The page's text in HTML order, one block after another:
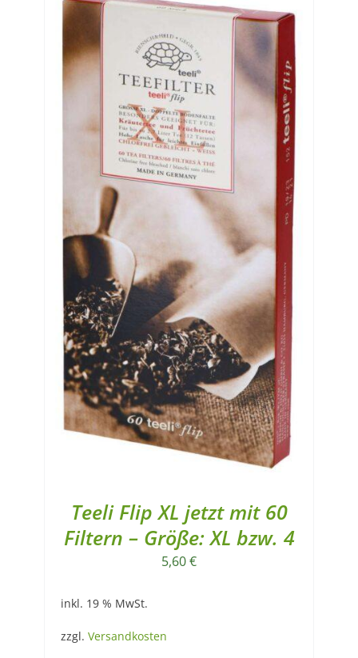
Teeli Flip XL jetzt mit 60
Filtern – Größe: XL bzw. 4
5,60€
inkl. 19 % MwSt.
zzgl. Versandkosten